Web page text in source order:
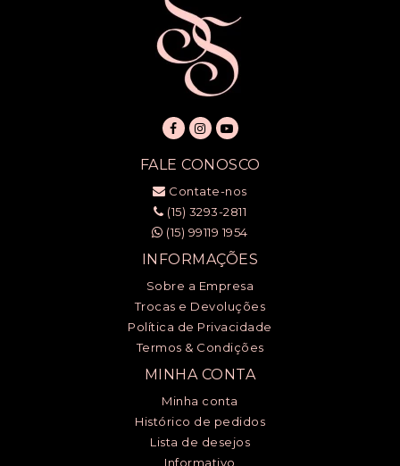
FALE CONOSCO
Contate-nos
(15) 3293-2811
(15) 99119 1954
INFORMAÇÕES
Sobre a Empresa
Trocas e Devoluções
Política de Privacidade
Termos & Condições
MINHA CONTA
Minha conta
Histórico de pedidos
Lista de desejos
Informativo